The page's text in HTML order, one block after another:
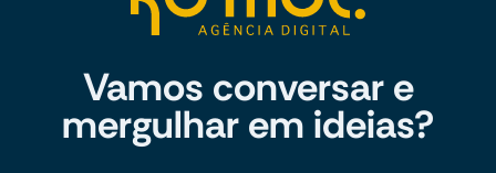
Vamos conversar e
mergulhar em ideias?